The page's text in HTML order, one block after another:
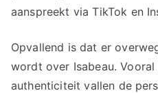
aanspreekt via TikTok en
Opvallend is dat er
wordt over Isabeau. Vooral
authenticiteit vallen de